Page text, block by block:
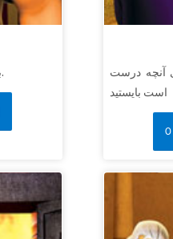
بهترین کار همیشه پیروی از راه‌های خداست.
آنچه درست
است بایستید